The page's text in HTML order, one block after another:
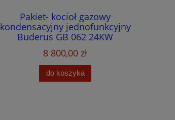
Pakiet- kocioł gazowy
kondensacyjny jednofunkcyjny
Buderus GB 062 24KW
V2+podgrzewacz Buderus WU
120W-B + czujnik podgrzewacza
8 800,00 zł
do koszyka